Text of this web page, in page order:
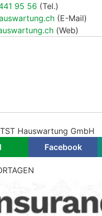
95 56 (Tel.)
(E-Mail)
(Web)
Hauswartung GmbH
Facebook